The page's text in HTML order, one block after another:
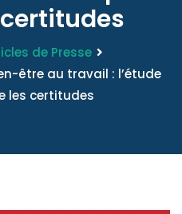
de Presse
être au travail : l’étude
les certitudes